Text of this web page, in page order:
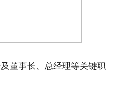
董事长、总经理等关键职